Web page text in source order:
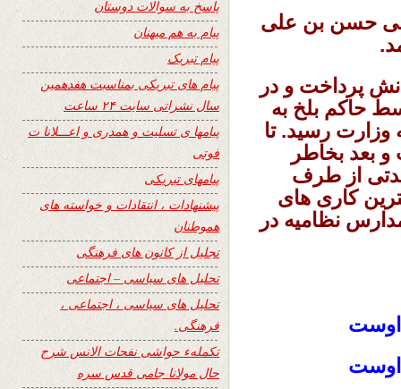
حسن بن علی
پرداخت و در
حاکم بلخ به
وزارت رسید. تا
و بعد بخاطر
مدتی از طرف
کاری های
نظامیه در
اوست
اوست
پاسخ به سوالات دوستان
پیام به هم میهنان
پیام تبریک
پیام های تبریکی بمناسبت هفدهمین
سال نشراتی سایت ۲۴ ساعت
پیامها ی تسلیت و همدری و اعـــلانا ت
فوتی
پیامهای تبریکی
پیشنهادات ، انتقادات و خواسته های
هموطنان
تجلیل از کانون های فرهنگی
تحلیل های سیاسی – اجتماعی
تحلیل های سیاسی ، اجتماعی ،
فرهنگی.
تکملهء حواشی نفحات الانس شرح
حال مولانا جامی قدس سره